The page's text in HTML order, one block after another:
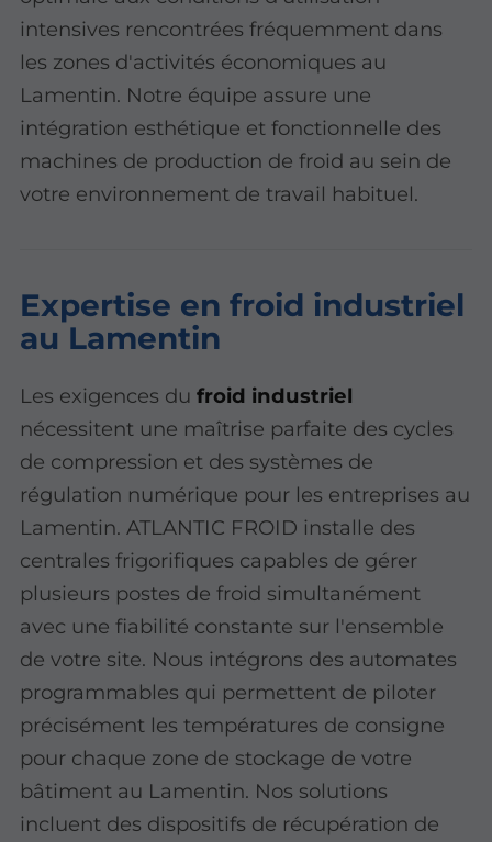
intensives rencontrées fréquemment dans
les zones d'activités économiques au
Lamentin. Notre équipe assure une
intégration esthétique et fonctionnelle des
machines de production de froid au sein de
votre environnement de travail habituel.
Expertise en froid industriel
au Lamentin
Les exigences dufroid industriel
nécessitent une maîtrise parfaite des cycles
de compression et des systèmes de
régulation numérique pour les entreprises au
Lamentin. ATLANTIC FROID installe des
centrales frigorifiques capables de gérer
plusieurs postes de froid simultanément
avec une fiabilité constante sur l'ensemble
de votre site. Nous intégrons des automates
programmables qui permettent de piloter
précisément les températures de consigne
pour chaque zone de stockage de votre
bâtiment au Lamentin. Nos solutions
incluent des dispositifs de récupération de